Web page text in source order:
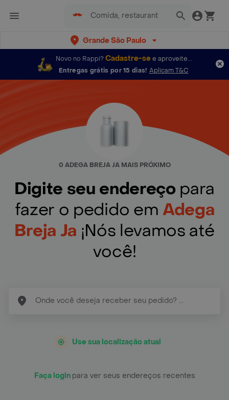
Grande São Paulo
Novo no Rappi? Cadastre-se e aproveite...
Entregas grátis por 15 dias! Aplicam T&C
0 ADEGA BREJA JA MAIS PRÓXIMO
Digite seu endereço para
fazer o pedido em Adega
Breja Ja ¡Nós levamos até
você!
Use sua localização atual
Faça login para ver seus endereços recentes